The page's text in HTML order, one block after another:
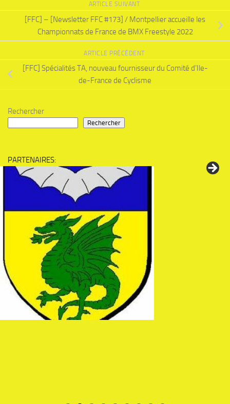
ARTICLE SUIVANT
[FFC] – [Newsletter FFC #173] / Montpellier accueille les
Championnats de France de BMX Freestyle 2022
ARTICLE PRÉCÉDENT
[FFC] Spécialités TA, nouveau fournisseur du Comité d’Ile-
de-France de Cyclisme
Rechercher
Rechercher
PARTENAIRES: